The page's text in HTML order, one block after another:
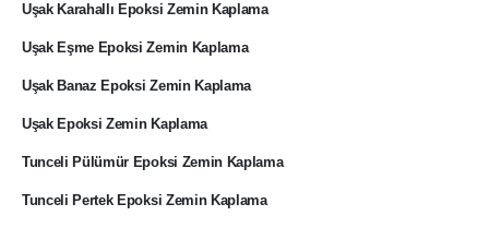
Uşak Karahallı Epoksi Zemin Kaplama
Uşak Eşme Epoksi Zemin Kaplama
Uşak Banaz Epoksi Zemin Kaplama
Uşak Epoksi Zemin Kaplama
Tunceli Pülümür Epoksi Zemin Kaplama
Tunceli Pertek Epoksi Zemin Kaplama